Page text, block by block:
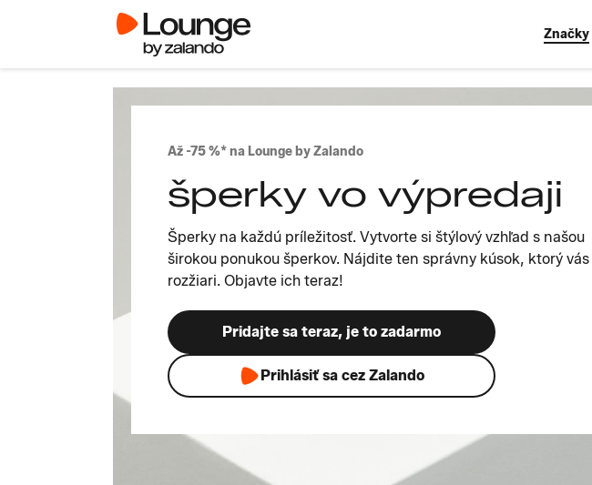
Značky
Až -75 %* na Lounge by Zalando
šperky vo výpredaji
Šperky na každú príležitosť. Vytvorte si štýlový vzhľad s našou
širokou ponukou šperkov. Nájdite ten správny kúsok, ktorý vás
rozžiari. Objavte ich teraz!
Pridajte sa teraz, je to zadarmo
Prihlásiť sa cez Zalando